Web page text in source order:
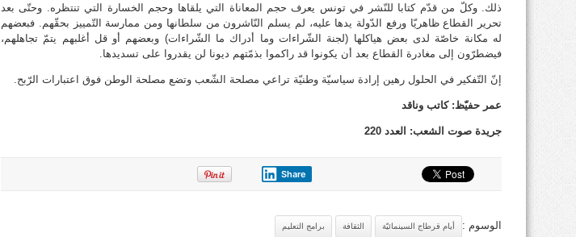
ذلك. وكلّ من قدّم كتابا للنّشر في تونس يعرف حجم المعاناة التي يلقاها وحجم الخسارة التي تنتظره. وحتّى بعد
تحرير القطاع ظاهريّا ورفع الدّولة يدها عليه، لم يسلم النّاشرون من سلطانها ومن ممارسة التّمييز بحقّهم. فبعضهم
له مكانة خاصّة لدى بعض هياكلها (لجنة الشّراءات وما أدراك ما الشّراءات) وبعضهم أو قل أغلبهم يتمّ تجاهلهم،
فيضطرّون إلى مغادرة القطاع بعد أن يكونوا قد راكموا بذمّتهم ديونا لن يقدروا على تسديدها.
إنّ التّفكير في الحلول رهين إرادة سياسيّة وطنيّة تراعي مصلحة الشّعب وتضع مصلحة الوطن فوق اعتبارات الرّبح.
عمر حفيّظ: كاتب وناقد
جريدة صوت الشعب: العدد 220
Share
الوسوم : أيام قرطاج السينمائيّة الثقافة برامج التعليم